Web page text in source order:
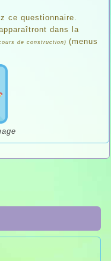
ce questionnaire.
dans la
de construction) (menus